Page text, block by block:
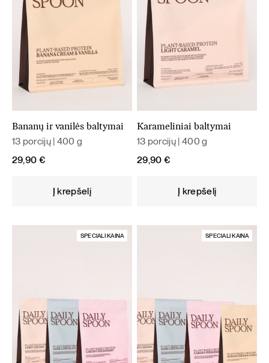
Bananų ir vanilės baltymai
13 porcijų | 400 g
29,90 €
Į krepšelį
Karameliniai baltymai
13 porcijų | 400 g
29,90 €
Į krepšelį
SPECIALI KAINA SPECIALI KAINA